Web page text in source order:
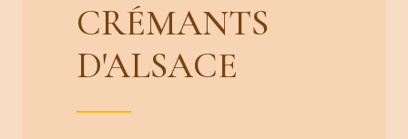
CRÉMANTS
D'ALSACE